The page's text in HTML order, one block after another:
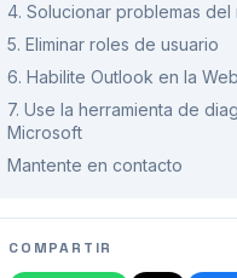
4. Solucionar problemas
5. Eliminar roles de usuario
6. Habilite Outlook en la Web
7. Use la herramienta de
Microsoft
Mantente en contacto
COMPARTIR